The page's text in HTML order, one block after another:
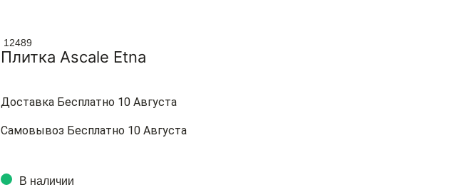
12489
Плитка Ascale Etna
Доставка Бесплатно 10 Августа
Самовывоз Бесплатно 10 Августа
В наличии